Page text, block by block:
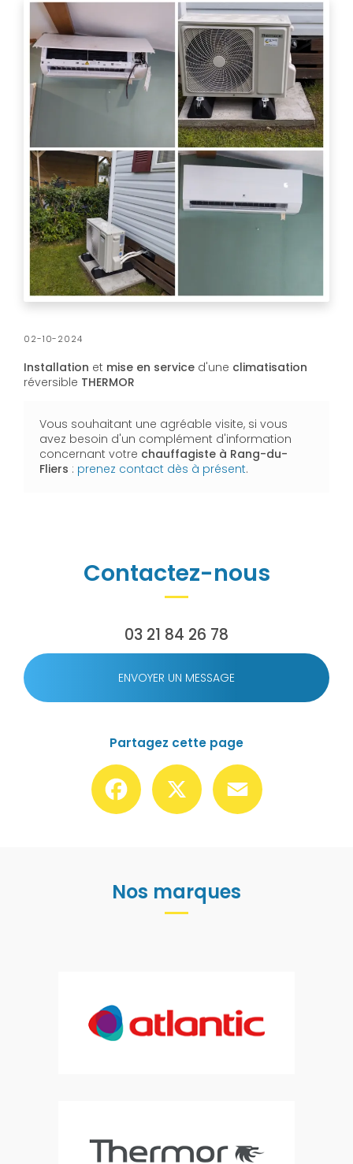
02-10-2024
Installation et mise en service d'une climatisation
réversible THERMOR
Vous souhaitant une agréable visite, si vous
avez besoin d'un complément d'information
concernant votre chauffagiste à Rang-du-
Fliers : prenez contact dès à présent.
Contactez-nous
03 21 84 26 78
ENVOYER UN MESSAGE
Partagez cette page
Facebook
Nos marques